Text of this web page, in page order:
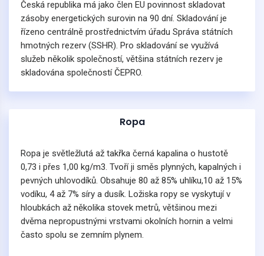
Česká republika má jako člen EU povinnost skladovat
zásoby energetických surovin na 90 dní. Skladování je
řízeno centrálně prostřednictvím úřadu Správa státních
hmotných rezerv (SSHR). Pro skladování se využívá
služeb několik společností, většina státních rezerv je
skladována společností ČEPRO.
Ropa
Ropa je světležlutá až takřka černá kapalina o hustotě
0,73 i přes 1,00 kg/m3. Tvoří ji směs plynných, kapalných i
pevných uhlovodíků. Obsahuje 80 až 85% uhlíku,10 až 15%
vodíku, 4 až 7% síry a dusík. Ložiska ropy se vyskytují v
hloubkách až několika stovek metrů, většinou mezi
dvěma nepropustnými vrstvami okolních hornin a velmi
často spolu se zemním plynem.